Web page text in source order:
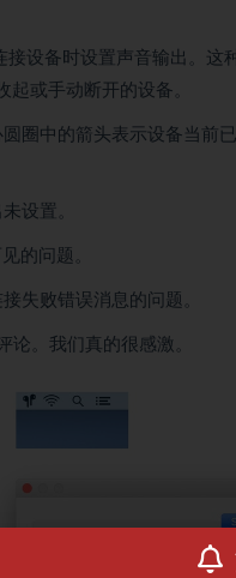
设备时设置声音输出。这
或手动断开的设备。
圈中的箭头表示设备当前
设置。
的问题。
失败错误消息的问题。
。我们真的很感激。